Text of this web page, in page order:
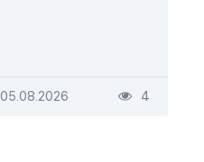
05.08.2026 4